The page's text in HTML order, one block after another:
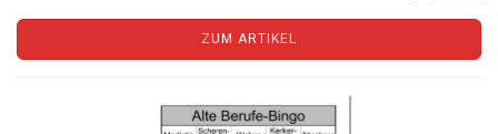
ZUM ARTIKEL